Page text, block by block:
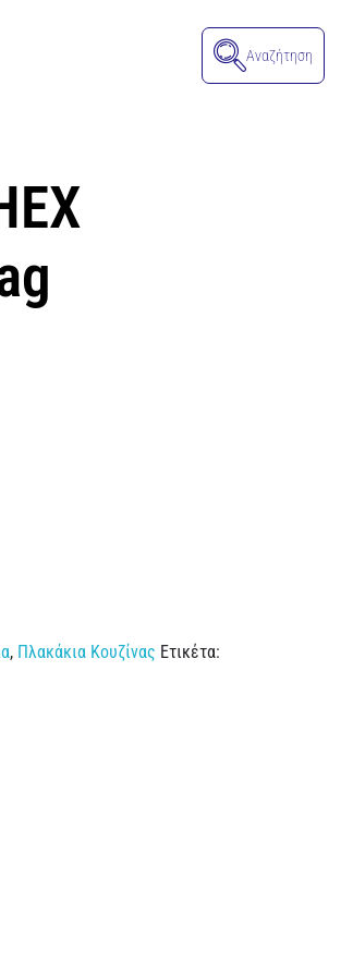
Αναζήτηση
, Πλακάκια Κουζίνας Ετικέτα: